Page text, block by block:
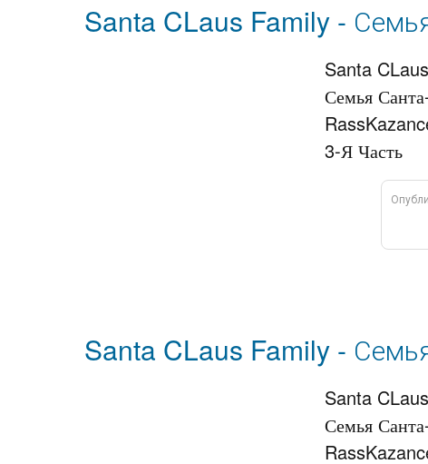
Santa CLaus Family -
Santa
Семья
Santa CLaus Family -
Santa
Семья